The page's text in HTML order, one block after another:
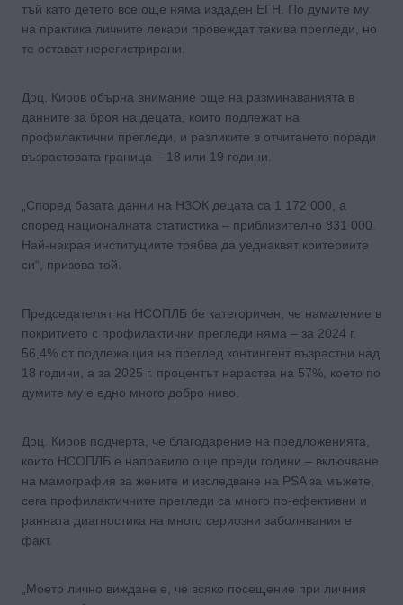
тъй като детето все още няма издаден ЕГН. По думите му
на практика личните лекари провеждат такива прегледи, но
те остават нерегистрирани.
Доц. Киров обърна внимание още на разминаванията в
данните за броя на децата, които подлежат на
профилактични прегледи, и разликите в отчитането поради
възрастовата граница – 18 или 19 години.
„Според базата данни на НЗОК децата са 1 172 000, а
според националната статистика – приблизително 831 000.
Най-накрая институциите трябва да уеднаквят критериите
си“, призова той.
Председателят на НСОПЛБ бе категоричен, че намаление в
покритието с профилактични прегледи няма – за 2024 г.
56,4% от подлежащия на преглед контингент възрастни над
18 години, а за 2025 г. процентът нараства на 57%, което по
думите му е едно много добро ниво.
Доц. Киров подчерта, че благодарение на предложенията,
които НСОПЛБ е направило още преди години – включване
на мамография за жените и изследване на PSA за мъжете,
сега профилактичните прегледи са много по-ефективни и
ранната диагностика на много сериозни заболявания е
факт.
„Моето лично виждане е, че всяко посещение при личния